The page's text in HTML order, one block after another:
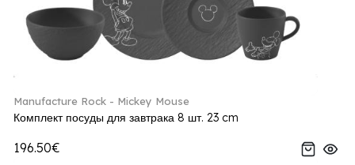
Manufacture Rock - Mickey Mouse
Комплект посуды для завтрака 8 шт. 23 cm
196.50€